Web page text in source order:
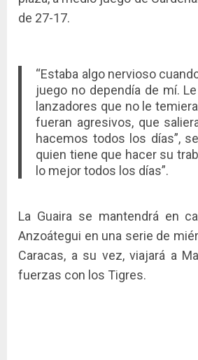
de 27-17.
“Estaba algo nervioso
juego no dependía de mí.
lanzadores que no le
fueran agresivos, que
hacemos todos los días”,
quien tiene que hacer su
lo mejor todos los días”.
La Guaira se mantendrá en
Anzoátegui en una serie de
Caracas, a su vez, viajará a
fuerzas con los Tigres.